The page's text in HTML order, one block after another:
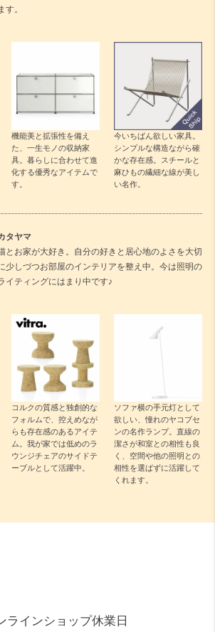
す。
機能美と拡張性を備え
た、一生モノの収納家
具。暮らしに合わせて進
化する優秀なアイテムで
す。
今いちばん欲しい家具。
シンプルな構造ながら確
かな存在感。スチールと
麻ひもの繊細な線が美し
い名作。
タヤマ
とお家が大好き。自分の好きと居心地のよさを大切
少しづつお部屋のインテリアを整え中。今は照明の
イティングにはまり中です♪
コルクの質感と独創的な
フォルムで、控えめなが
らも存在感のあるアイテ
ム。我が家では低めのラ
ウンジチェアのサイドテ
ーブルとして活躍中。
ソファ横の手元灯として
欲しい、憧れのヤコブセ
ンの名作ランプ。直線の
潔さが和室との相性も良
く、空間や他の照明との
相性を選ばずに活躍して
くれます。
ラインショップ休業日